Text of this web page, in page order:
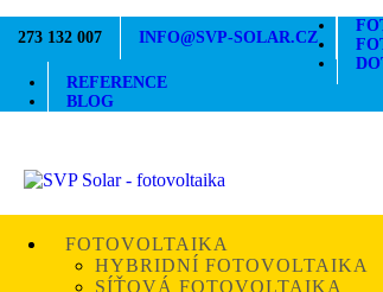
273 132 007 INFO@SVP-SOLAR.CZ
REFERENCE
BLOG
FOTOVOLTAIKA
HYBRIDNÍ FOTOVOLTAIKA
SÍŤOVÁ FOTOVOLTAIKA